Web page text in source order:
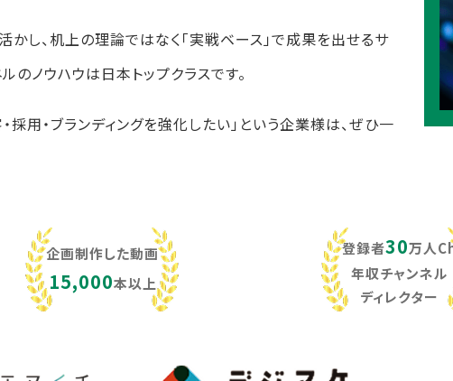
し、机上の理論ではなく「実戦ベース」で成果を出せるサ
のノウハウは日本トップクラスです。
用・ブランディングを強化したい」という企業様は、ぜひ一
企画制作した動画
15,000本以上
登録者30万人
年収チャンネル
ディレクター